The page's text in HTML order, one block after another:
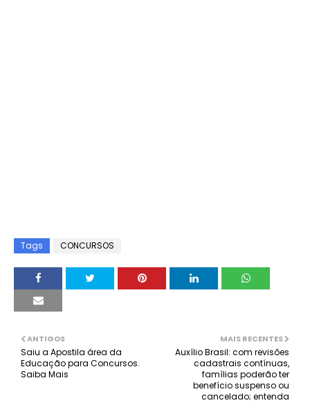
Tags CONCURSOS
MAIS RECENTES
Auxílio Brasil: com revisões
cadastrais contínuas,
famílias poderão ter
benefício suspenso ou
cancelado; entenda
ANTIGOS
Saiu a Apostila área da
Educação para Concursos.
Saiba Mais